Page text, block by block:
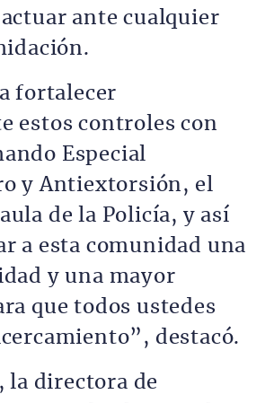
ante cualquier
fortalecer
estos controles con
Especial
y Antiextorsión, el
de la Policía, y así
a esta comunidad una
y una mayor
que todos ustedes
destacó.
la directora de